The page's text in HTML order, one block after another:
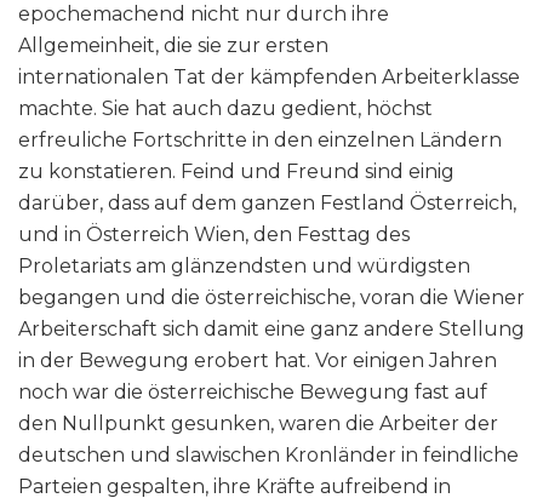
epochemachend nicht nur durch ihre
Allgemeinheit, die sie zur ersten
internationalen Tat der kämpfenden Arbeiterklasse
machte. Sie hat auch dazu gedient, höchst
erfreuliche Fortschritte in den einzelnen Ländern
zu konstatieren. Feind und Freund sind einig
darüber, dass auf dem ganzen Festland Österreich,
und in Österreich Wien, den Festtag des
Proletariats am glänzendsten und würdigsten
begangen und die österreichische, voran die Wiener
Arbeiterschaft sich damit eine ganz andere Stellung
in der Bewegung erobert hat. Vor einigen Jahren
noch war die österreichische Bewegung fast auf
den Nullpunkt gesunken, waren die Arbeiter der
deutschen und slawischen Kronländer in feindliche
Parteien gespalten, ihre Kräfte aufreibend in